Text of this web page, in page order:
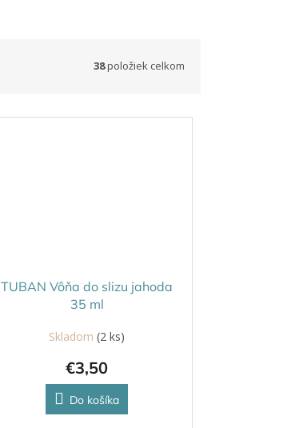
38položiek celkom
TUBAN Vôňa do slizu jahoda
35 ml
Skladom(2 ks)
€3,50
Do košíka